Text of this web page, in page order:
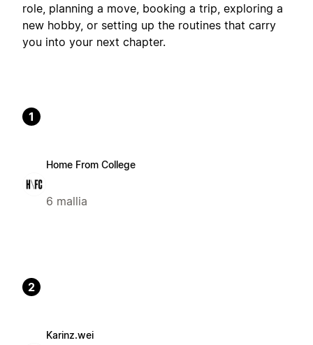
role, planning a move, booking a trip, exploring a
new hobby, or setting up the routines that carry
you into your next chapter.
1
Home From College
6 mallia
2
Karinz.wei